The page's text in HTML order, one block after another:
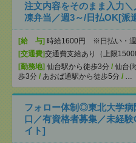
注文内容をそのまま入力
凍弁当／週3～/日払OK[派
[給 与] 時給1600円 ※日払い・
[交通費]交通費支給あり（上限
[勤務地] 仙台駅から徒歩3分 / 仙台(
歩3分 / あおば通駅から徒歩5分 / …
フォロー体制◎東北大学病
口／有資格者募集／未経
イト]